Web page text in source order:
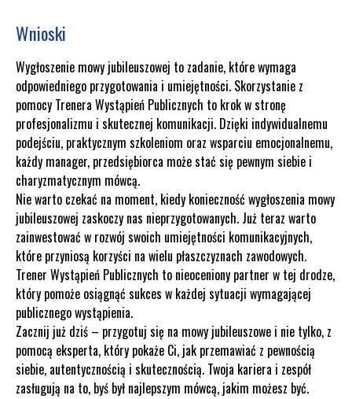
Wnioski
Wygłoszenie mowy jubileuszowej to zadanie, które wymaga
odpowiedniego przygotowania i umiejętności. Skorzystanie z
pomocy Trenera Wystąpień Publicznych to krok w stronę
profesjonalizmu i skutecznej komunikacji. Dzięki indywidualnemu
podejściu, praktycznym szkoleniom oraz wsparciu emocjonalnemu,
każdy manager, przedsiębiorca może stać się pewnym siebie i
charyzmatycznym mówcą.
Nie warto czekać na moment, kiedy konieczność wygłoszenia mowy
jubileuszowej zaskoczy nas nieprzygotowanych. Już teraz warto
zainwestować w rozwój swoich umiejętności komunikacyjnych,
które przyniosą korzyści na wielu płaszczyznach zawodowych.
Trener Wystąpień Publicznych to nieoceniony partner w tej drodze,
który pomoże osiągnąć sukces w każdej sytuacji wymagającej
publicznego wystąpienia.
Zacznij już dziś – przygotuj się na mowy jubileuszowe i nie tylko, z
pomocą eksperta, który pokaże Ci, jak przemawiać z pewnością
siebie, autentycznością i skutecznością. Twoja kariera i zespół
zasługują na to, byś był najlepszym mówcą, jakim możesz być.